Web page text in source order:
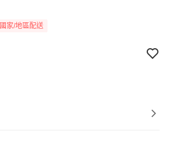
國家/地區配送